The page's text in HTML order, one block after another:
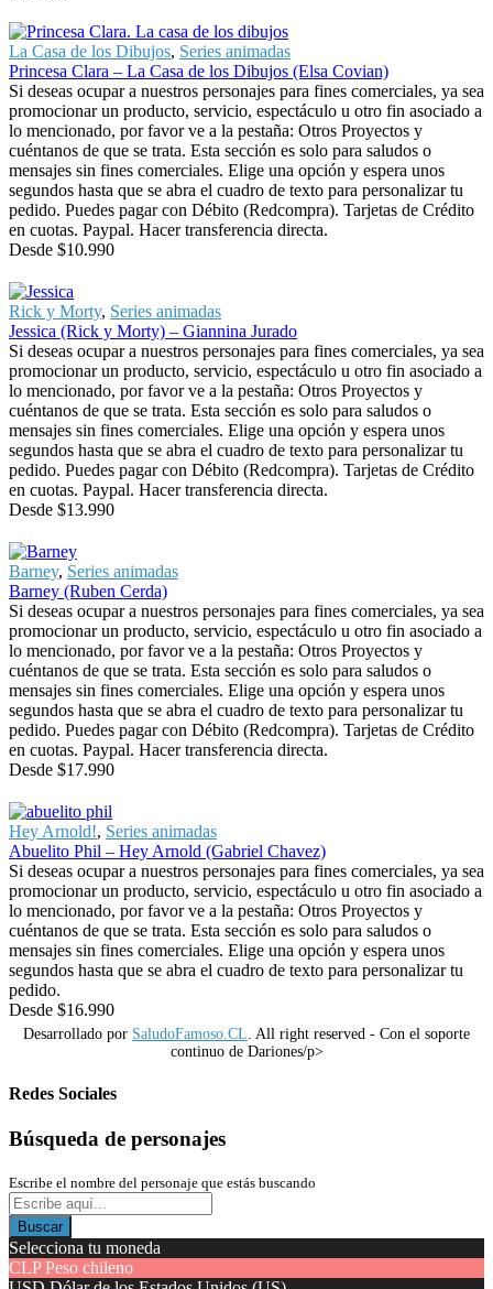
La Casa de los Dibujos, Series animadas
Princesa Clara – La Casa de los Dibujos (Elsa Covian)
Si deseas ocupar a nuestros personajes para fines comerciales, ya sea
promocionar un producto, servicio, espectáculo u otro fin asociado a
lo mencionado, por favor ve a la pestaña: Otros Proyectos y
cuéntanos de que se trata. Esta sección es solo para saludos o
mensajes sin fines comerciales. Elige una opción y espera unos
segundos hasta que se abra el cuadro de texto para personalizar tu
pedido. Puedes pagar con Débito (Redcompra). Tarjetas de Crédito
en cuotas. Paypal. Hacer transferencia directa.
Desde $10.990
Rick y Morty, Series animadas
Jessica (Rick y Morty) – Giannina Jurado
Si deseas ocupar a nuestros personajes para fines comerciales, ya sea
promocionar un producto, servicio, espectáculo u otro fin asociado a
lo mencionado, por favor ve a la pestaña: Otros Proyectos y
cuéntanos de que se trata. Esta sección es solo para saludos o
mensajes sin fines comerciales. Elige una opción y espera unos
segundos hasta que se abra el cuadro de texto para personalizar tu
pedido. Puedes pagar con Débito (Redcompra). Tarjetas de Crédito
en cuotas. Paypal. Hacer transferencia directa.
Desde $13.990
Barney, Series animadas
Barney (Ruben Cerda)
Si deseas ocupar a nuestros personajes para fines comerciales, ya sea
promocionar un producto, servicio, espectáculo u otro fin asociado a
lo mencionado, por favor ve a la pestaña: Otros Proyectos y
cuéntanos de que se trata. Esta sección es solo para saludos o
mensajes sin fines comerciales. Elige una opción y espera unos
segundos hasta que se abra el cuadro de texto para personalizar tu
pedido. Puedes pagar con Débito (Redcompra). Tarjetas de Crédito
en cuotas. Paypal. Hacer transferencia directa.
Desde $17.990
Hey Arnold!, Series animadas
Abuelito Phil – Hey Arnold (Gabriel Chavez)
Si deseas ocupar a nuestros personajes para fines comerciales, ya sea
promocionar un producto, servicio, espectáculo u otro fin asociado a
lo mencionado, por favor ve a la pestaña: Otros Proyectos y
cuéntanos de que se trata. Esta sección es solo para saludos o
mensajes sin fines comerciales. Elige una opción y espera unos
segundos hasta que se abra el cuadro de texto para personalizar tu
pedido.
Desde $16.990
Desarrollado por SaludoFamoso.CL . All right reserved - Con el soporte
continuo de Dariones/p>
Redes Sociales
Búsqueda de personajes
Escribe el nombre del personaje que estás buscando
Buscar
Selecciona tu moneda
CLP Peso chileno